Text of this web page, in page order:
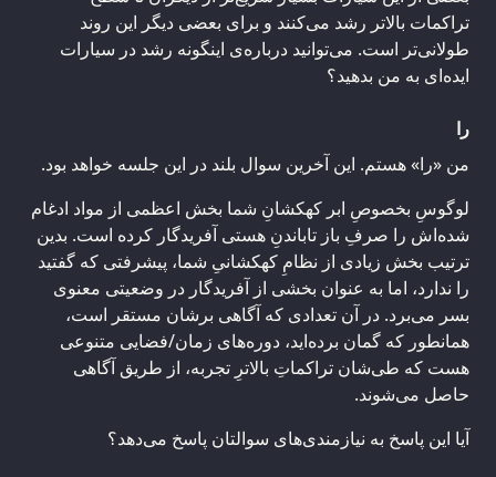
تراکمات بالاتر رشد می‌کنند و برای بعضی دیگر این روند
طولانی‌تر است. می‌توانید درباره‌ی اینگونه رشد در سیارات
ایده‌ای به من بدهید؟
را
من «را» هستم. این آخرین سوال بلند در این جلسه خواهد بود.
لوگوسِ بخصوصِ ابر کهکشانِ شما بخش اعظمی از مواد ادغام
شده‌اش را صرفِ باز تاباندنِ هستی آفریدگار کرده است. بدین
ترتیب بخش زیادی از نظامِ کهکشانیِ شما، پیشرفتی که گفتید
را ندارد، اما به عنوان بخشی از آفریدگار در وضعیتی معنوی
بسر می‌برد. در آن تعدادی که آگاهی برشان مستقر است،
همانطور که گمان برده‌اید، دوره‌های زمان/فضایی متنوعی
هست که طی‌شان تراکماتِ بالاترِ تجربه، از طریق آگاهی
حاصل می‌شوند.
آیا این پاسخ به نیازمندی‌های سوالتان پاسخ می‌دهد؟